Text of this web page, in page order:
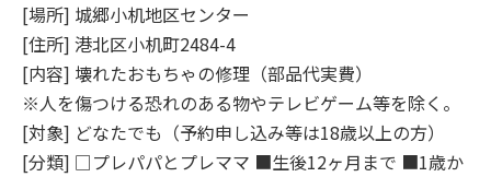
[場所] 城郷小机地区センター
[住所] 港北区小机町2484-4
[内容] 壊れたおもちゃの修理（部品代実費）
※人を傷つける恐れのある物やテレビゲーム等を除く。
[対象] どなたでも（予約申し込み等は18歳以上の方）
[分類] □プレパパとプレママ ■生後12ヶ月まで ■1歳か